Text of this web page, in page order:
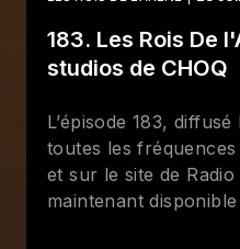
183. Les Rois De
studios de CHOQ
L’épisode 183,
toutes les fréquences
et sur le site de Radio
maintenant